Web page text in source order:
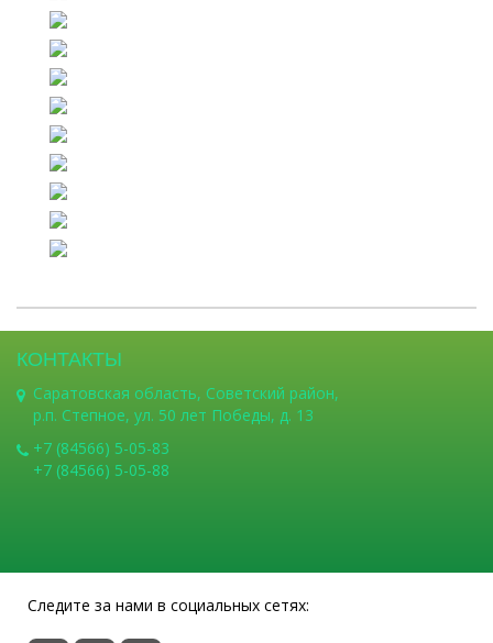
КОНТАКТЫ
Саратовская область, Советский район,
р.п. Степное, ул. 50 лет Победы, д. 13
+7 (84566) 5-05-83
+7 (84566) 5-05-88
Следите за нами в социальных сетях: